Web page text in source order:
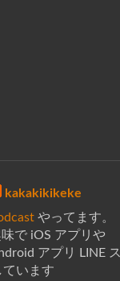
kakakikikeke
やってます。
味で iOS アプリや
アプリ LINE ス
ています